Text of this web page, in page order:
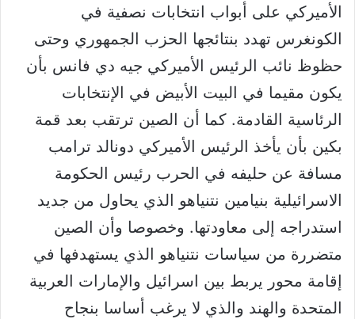
الأميركي على أبواب انتخابات نصفية في
الكونغرس تهدد بنتائجها الحزب الجمهوري وحتى
حظوظ نائب الرئيس الأميركي جيه دي فانس بأن
يكون مقيما في البيت الأبيض في الإنتخابات
الرئاسية القادمة. كما أن الصين ترتقب بعد قمة
بكين بأن يأخذ الرئيس الأميركي دونالد ترامب
مسافة عن حليفه في الحرب رئيس الحكومة
الاسرائيلية بنيامين نتنياهو الذي يحاول من جديد
استدراجه إلى معاودتها. وخصوصا وأن الصين
متضررة من سياسات نتنياهو الذي يستهدفها في
إقامة محور يربط بين اسرائيل والإمارات العربية
المتحدة والهند والذي لا يرغب أساسا بنجاح